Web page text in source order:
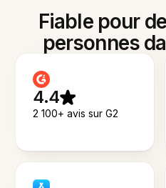
Fiable pour
personnes
4.4
2 100+ avis sur G2